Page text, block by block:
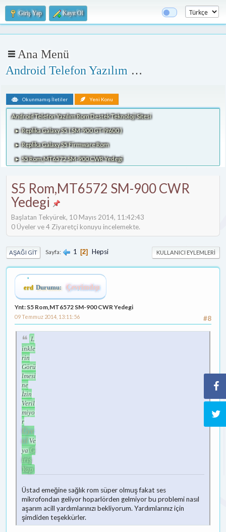
Giriş Yap Kayıt Ol
Ana Menü
Android Telefon Yazılım Rom Destek Teknoloji Sitesi
Okunmamış İletiler Yeni Konu
Android Telefon Yazılım Rom Destek Teknoloji Sitesi
► Replika Galaxy S5 ( SM-900 GT-I9600 )
► Replika Galaxy S5 Firmware Rom
► S5 Rom,MT6572 SM-900 CWR Yedegi
S5 Rom,MT6572 SM-900 CWR
Yedegi
Başlatan Tekyürek, 10 Mayıs 2014, 11:42:43
0 Üyeler ve 4 Ziyaretçi konuyu incelemekte.
AŞAĞI GIT Sayfa 1 2 Hepsi KULLANICI EYLEMLERI
erd Durumu: Çevrimdışı
Ynt: S5 Rom,MT6572 SM-900 CWR Yedegi
#8
09 Temmuz 2014, 13:11:56
L
inkle
rin
Görü
lmesi
ne
İzin
Veril
miyo
r
Üye
ol Ve
ya G
iriş
Yap
Üstad emeğine sağlık rom süper olmuş fakat ses
mikrofondan geliyor hoparlörden gelmiyor bu problemi nasıl
aşarım acill yardımlarınızı bekliyorum. Yardımlarınız için
şimdiden teşekkürler.